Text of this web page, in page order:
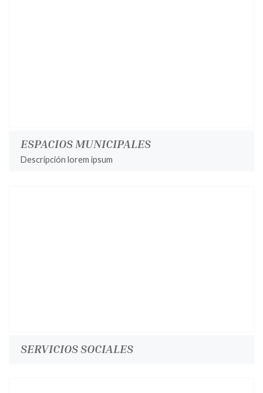
ESPACIOS MUNICIPALES
Descripción lorem ipsum
SERVICIOS SOCIALES